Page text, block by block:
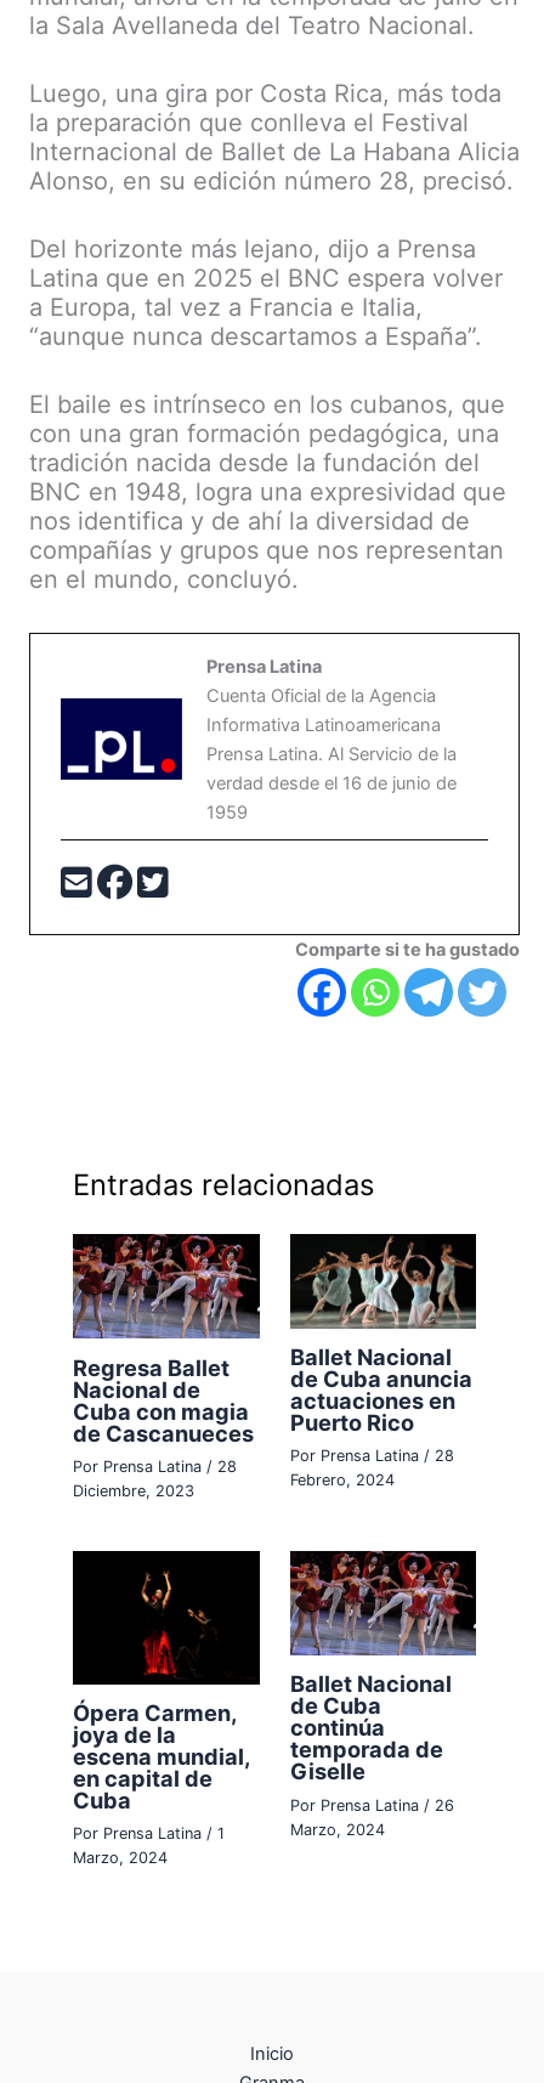
la Sala Avellaneda del Teatro Nacional.
Luego, una gira por Costa Rica, más toda
la preparación que conlleva el Festival
Internacional de Ballet de La Habana Alicia
Alonso, en su edición número 28, precisó.
Del horizonte más lejano, dijo a Prensa
Latina que en 2025 el BNC espera volver
a Europa, tal vez a Francia e Italia,
“aunque nunca descartamos a España”.
El baile es intrínseco en los cubanos, que
con una gran formación pedagógica, una
tradición nacida desde la fundación del
BNC en 1948, logra una expresividad que
nos identifica y de ahí la diversidad de
compañías y grupos que nos representan
en el mundo, concluyó.
Prensa Latina
Cuenta Oficial de la Agencia
Informativa Latinoamericana
Prensa Latina. Al Servicio de la
verdad desde el 16 de junio de
1959
Comparte si te ha gustado
Entradas relacionadas
Regresa Ballet
Nacional de
Cuba con magia
de Cascanueces
Por Prensa Latina / 28
Diciembre, 2023
Ballet Nacional
de Cuba anuncia
actuaciones en
Puerto Rico
Por Prensa Latina / 28
Febrero, 2024
Ópera Carmen,
joya de la
escena mundial,
en capital de
Cuba
Por Prensa Latina/1
Marzo, 2024
Ballet Nacional
de Cuba
continúa
temporada de
Giselle
Por Prensa Latina / 26
Marzo, 2024
Inicio